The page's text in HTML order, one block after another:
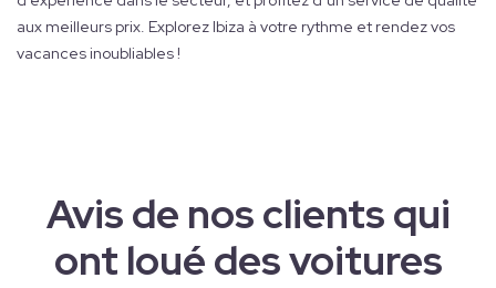
aux meilleurs prix. Explorez Ibiza à votre rythme et rendez vos
vacances inoubliables !
Avis de nos clients qui
ont loué des voitures